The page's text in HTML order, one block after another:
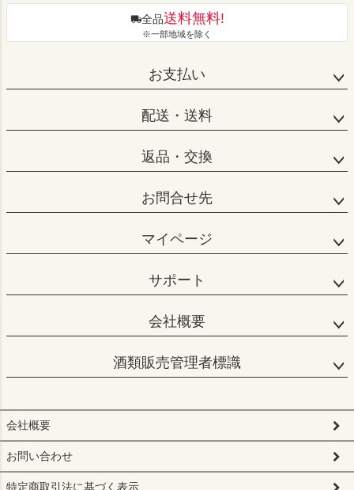
全品送料無料!
※一部地域を除く
お支払い
配送・送料
返品・交換
お問合せ先
マイページ
サポート
会社概要
酒類販売管理者標識
会社概要
お問い合わせ
特定商取引法に基づく表示